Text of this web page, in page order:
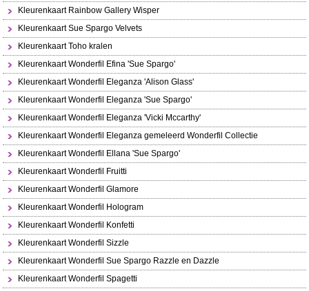
Kleurenkaart Rainbow Gallery Wisper
Kleurenkaart Sue Spargo Velvets
Kleurenkaart Toho kralen
Kleurenkaart Wonderfil Efina 'Sue Spargo'
Kleurenkaart Wonderfil Eleganza 'Alison Glass'
Kleurenkaart Wonderfil Eleganza 'Sue Spargo'
Kleurenkaart Wonderfil Eleganza 'Vicki Mccarthy'
Kleurenkaart Wonderfil Eleganza gemeleerd Wonderfil Collectie
Kleurenkaart Wonderfil Ellana 'Sue Spargo'
Kleurenkaart Wonderfil Fruitti
Kleurenkaart Wonderfil Glamore
Kleurenkaart Wonderfil Hologram
Kleurenkaart Wonderfil Konfetti
Kleurenkaart Wonderfil Sizzle
Kleurenkaart Wonderfil Sue Spargo Razzle en Dazzle
Kleurenkaart Wonderfil Spagetti